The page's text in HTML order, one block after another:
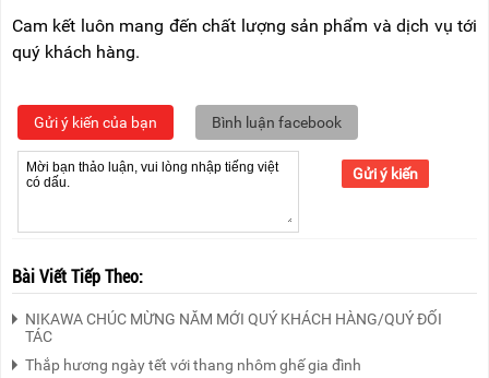
Cam kết luôn mang đến chất lượng sản phẩm và dịch vụ tới
quý khách hàng.
Gửi ý kiến của bạn Bình luận facebook
Gửi ý kiến
Bài Viết Tiếp Theo:
NIKAWA CHÚC MỪNG NĂM MỚI QUÝ KHÁCH HÀNG/QUÝ ĐỐI
TÁC
Thắp hương ngày tết với thang nhôm ghế gia đình